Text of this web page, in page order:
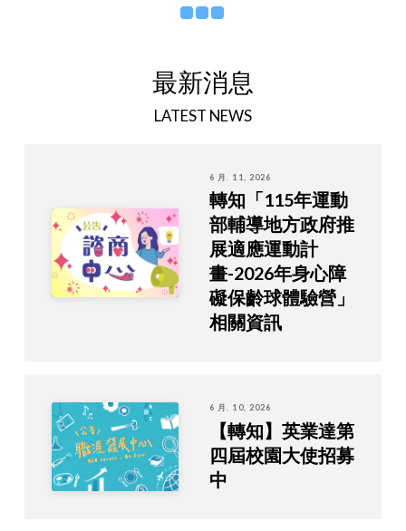
最新消息
LATEST NEWS
6 月. 11, 2026
轉知「115年運動
部輔導地方政府推
展適應運動計
畫-2026年身心障
礙保齡球體驗營」
相關資訊
6 月. 10, 2026
【轉知】英業達第
四屆校園大使招募
中